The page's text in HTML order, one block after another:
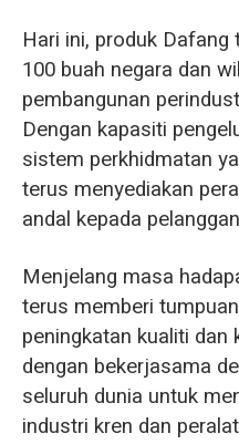
Hari ini, produk
100 buah negara dan
pembangunan
Dengan kapasiti
sistem perkhidmatan
terus menyediakan
andal kepada
Menjelang masa
terus memberi
peningkatan kualiti
dengan bekerjasama
seluruh dunia untuk
industri kren dan